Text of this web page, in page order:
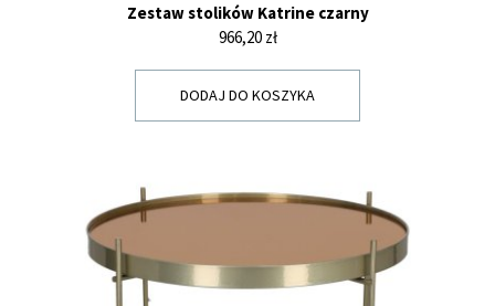
Zestaw stolików Katrine czarny
Cena
966,20 zł
DODAJ DO KOSZYKA